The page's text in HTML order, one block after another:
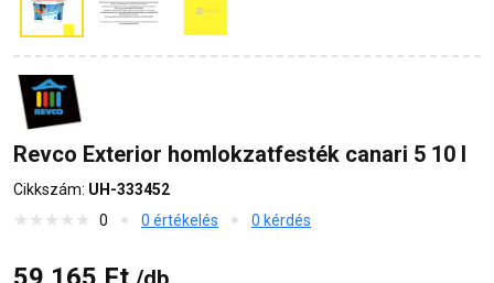
Revco Exterior homlokzatfesték canari 5 10 l
Cikkszám: UH-333452
0
0 értékelés 0 kérdés